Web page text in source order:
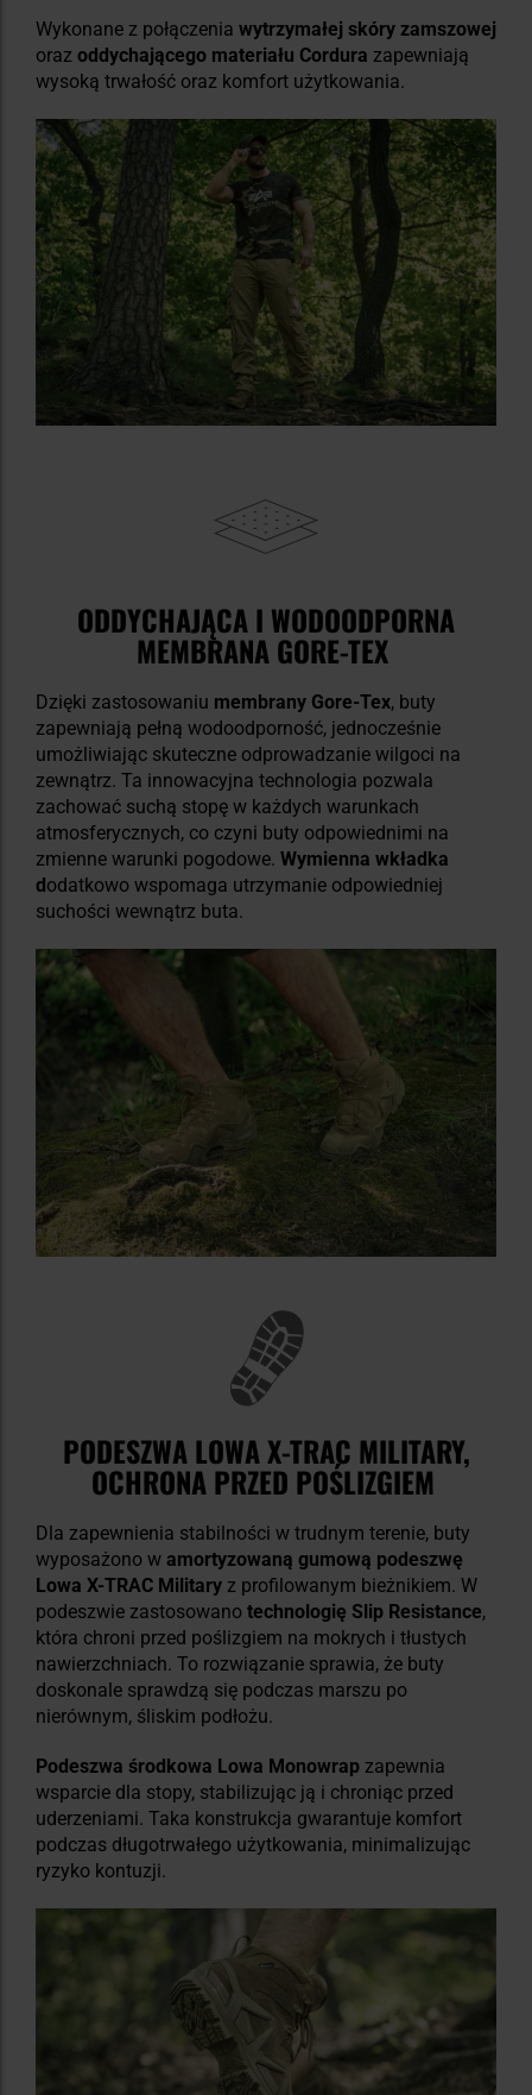
Wykonane z połączenia wytrzymałej skóry zamszowej
oraz oddychającego materiału Cordura zapewniają
wysoką trwałość oraz komfort użytkowania.
ODDYCHAJĄCA I WODOODPORNA
MEMBRANA GORE-TEX
Dzięki zastosowaniu membrany Gore-Tex, buty
zapewniają pełną wodoodporność, jednocześnie
umożliwiając skuteczne odprowadzanie wilgoci na
zewnątrz. Ta innowacyjna technologia pozwala
zachować suchą stopę w każdych warunkach
atmosferycznych, co czyni buty odpowiednimi na
zmienne warunki pogodowe. Wymienna wkładka
d odatkowo wspomaga utrzymanie odpowiedniej
suchości wewnątrz buta.
PODESZWA LOWA X-TRAC MILITARY,
OCHRONA PRZED POŚLIZGIEM
Dla zapewnienia stabilności w trudnym terenie, buty
wyposażono w amortyzowaną gumową podeszwę
Lowa X-TRAC Military z profilowanym bieżnikiem. W
podeszwie zastosowano technologię Slip Resistance,
która chroni przed poślizgiem na mokrych i tłustych
nawierzchniach. To rozwiązanie sprawia, że buty
doskonale sprawdzą się podczas marszu po
nierównym, śliskim podłożu.
Podeszwa środkowa Lowa Monowrap zapewnia
wsparcie dla stopy, stabilizując ją i chroniąc przed
uderzeniami. Taka konstrukcja gwarantuje komfort
podczas długotrwałego użytkowania, minimalizując
ryzyko kontuzji.